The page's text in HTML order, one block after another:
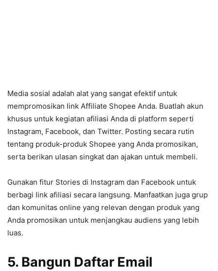
Media sosial adalah alat yang sangat efektif untuk
mempromosikan link Affiliate Shopee Anda. Buatlah akun
khusus untuk kegiatan afiliasi Anda di platform seperti
Instagram, Facebook, dan Twitter. Posting secara rutin
tentang produk-produk Shopee yang Anda promosikan,
serta berikan ulasan singkat dan ajakan untuk membeli.
Gunakan fitur Stories di Instagram dan Facebook untuk
berbagi link afiliasi secara langsung. Manfaatkan juga grup
dan komunitas online yang relevan dengan produk yang
Anda promosikan untuk menjangkau audiens yang lebih
luas.
5. Bangun Daftar Email